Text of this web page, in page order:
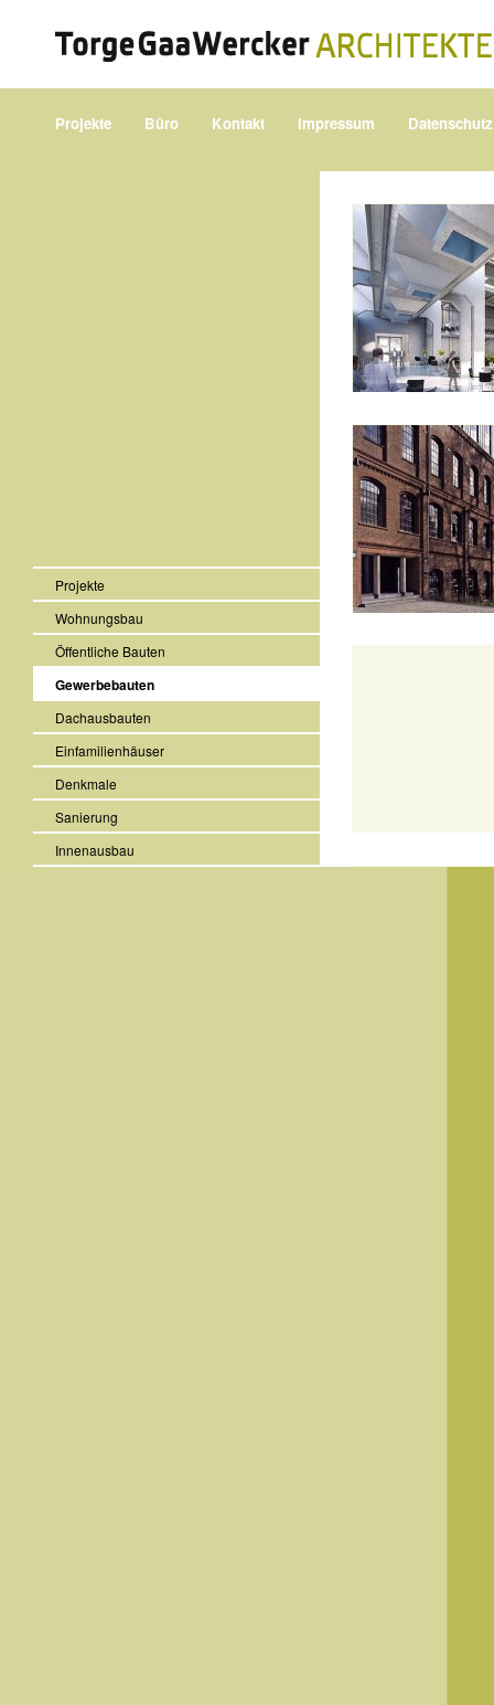
Projekte Büro Kontakt Impressum Datenschutz
Projekte
Wohnungsbau
Öffentliche Bauten
Gewerbebauten
Dachausbauten
Einfamilienhäuser
Denkmale
Sanierung
Innenausbau